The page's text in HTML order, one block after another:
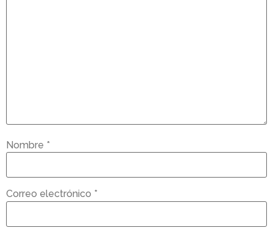
Nombre *
Correo electrónico *